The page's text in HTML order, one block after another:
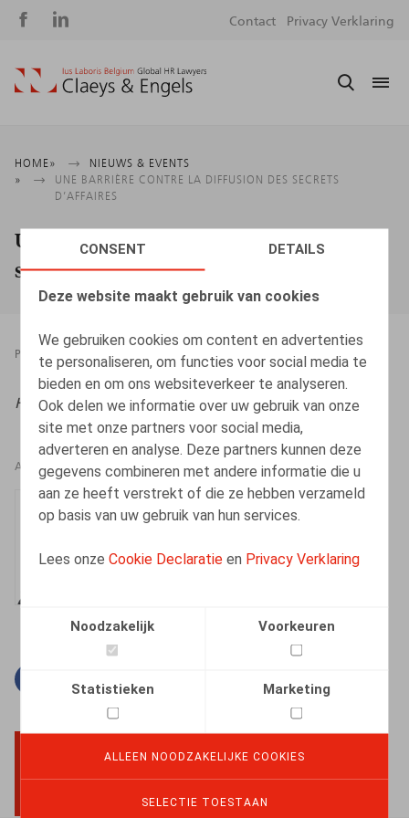
CONSENT DETAILS
Deze website maakt gebruik van cookies
We gebruiken cookies om content en advertenties
te personaliseren, om functies voor social media te
bieden en om ons websiteverkeer te analyseren.
Ook delen we informatie over uw gebruik van onze
site met onze partners voor social media,
adverteren en analyse. Deze partners kunnen deze
gegevens combineren met andere informatie die u
aan ze heeft verstrekt of die ze hebben verzameld
op basis van uw gebruik van hun services.
Lees onzeCookie Declaratie en Privacy Verklaring
Noodzakelijk Voorkeuren
Statistieken Marketing
ALLEEN NOODZAKELIJKE COOKIES
SELECTIE TOESTAAN
Social
Contact Privacy Verklaring
Kruimelpad
HOME
NIEUWS & EVENTS
UNE BARRIÈRE CONTRE LA DIFFUSION DES SECRETS
D’AFFAIRES
Une barrière contre la diffusion des
secrets d’affaires
PRESSROOM 01.01.2025
Htag, 2025, n° 17, p. 86
AUTEURS
Marcel Dejonghe
BACK TO TOP